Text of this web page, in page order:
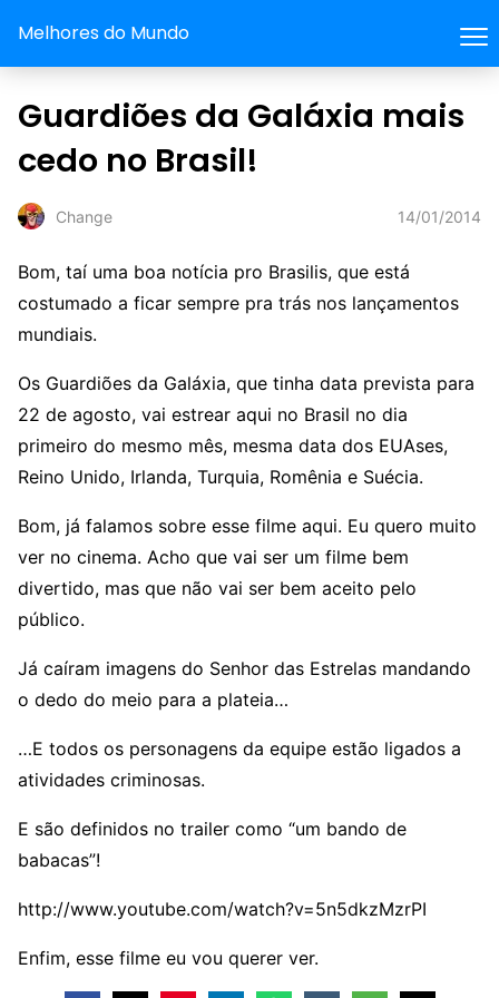
Melhores do Mundo
Guardiões da Galáxia mais
cedo no Brasil!
Change 14/01/2014
Bom, taí uma boa notícia pro Brasilis, que está
costumado a ficar sempre pra trás nos lançamentos
mundiais.
Os Guardiões da Galáxia, que tinha data prevista para
22 de agosto, vai estrear aqui no Brasil no dia
primeiro do mesmo mês, mesma data dos EUAses,
Reino Unido, Irlanda, Turquia, Romênia e Suécia.
Bom, já falamos sobre esse filme aqui. Eu quero muito
ver no cinema. Acho que vai ser um filme bem
divertido, mas que não vai ser bem aceito pelo
público.
Já caíram imagens do Senhor das Estrelas mandando
o dedo do meio para a plateia…
…E todos os personagens da equipe estão ligados a
atividades criminosas.
E são definidos no trailer como “um bando de
babacas”!
http://www.youtube.com/watch?v=5n5dkzMzrPI
Enfim, esse filme eu vou querer ver.